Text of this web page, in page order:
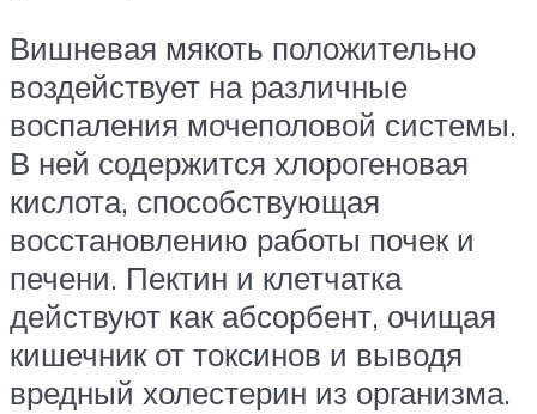
Вишневая мякоть положительно
воздействует на различные
воспаления мочеполовой системы.
В ней содержится хлорогеновая
кислота, способствующая
восстановлению работы почек и
печени. Пектин и клетчатка
действуют как абсорбент, очищая
кишечник от токсинов и выводя
вредный холестерин из организма.